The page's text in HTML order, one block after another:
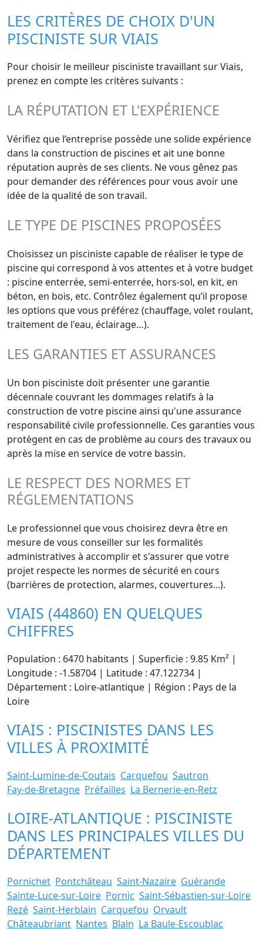
LES CRITÈRES DE CHOIX D'UN
PISCINISTE SUR VIAIS
Pour choisir le meilleur pisciniste travaillant sur Viais,
prenez en compte les critères suivants :
LA RÉPUTATION ET L'EXPÉRIENCE
Vérifiez que l’entreprise possède une solide expérience
dans la construction de piscines et ait une bonne
réputation auprès de ses clients. Ne vous gênez pas
pour demander des références pour vous avoir une
idée de la qualité de son travail.
LE TYPE DE PISCINES PROPOSÉES
Choisissez un pisciniste capable de réaliser le type de
piscine qui correspond à vos attentes et à votre budget
: piscine enterrée, semi-enterrée, hors-sol, en kit, en
béton, en bois, etc. Contrôlez également qu’il propose
les options que vous préférez (chauffage, volet roulant,
traitement de l'eau, éclairage…).
LES GARANTIES ET ASSURANCES
Un bon pisciniste doit présenter une garantie
décennale couvrant les dommages relatifs à la
construction de votre piscine ainsi qu'une assurance
responsabilité civile professionnelle. Ces garanties vous
protègent en cas de problème au cours des travaux ou
après la mise en service de votre bassin.
LE RESPECT DES NORMES ET
RÉGLEMENTATIONS
Le professionnel que vous choisirez devra être en
mesure de vous conseiller sur les formalités
administratives à accomplir et s'assurer que votre
projet respecte les normes de sécurité en cours
(barrières de protection, alarmes, couvertures...).
VIAIS (44860) EN QUELQUES
CHIFFRES
Population : 6470 habitants | Superficie : 9.85 Km² |
Longitude : -1.58704 | Latitude : 47.122734 |
Département : Loire-atlantique | Région : Pays de la
Loire
VIAIS : PISCINISTES DANS LES
VILLES À PROXIMITÉ
Saint-Lumine-de-Coutais Carquefou Sautron
Fay-de-Bretagne Préfailles La Bernerie-en-Retz
LOIRE-ATLANTIQUE : PISCINISTE
DANS LES PRINCIPALES VILLES DU
DÉPARTEMENT
Pornichet Pontchâteau Saint-Nazaire Guérande
Sainte-Luce-sur-Loire Pornic Saint-Sébastien-sur-Loire
Rezé Saint-Herblain Carquefou Orvault
Châteaubriant Nantes Blain La Baule-Escoublac